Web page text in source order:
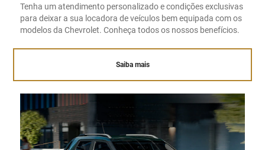
Tenha um atendimento personalizado e condições exclusivas
para deixar a sua locadora de veículos bem equipada com os
modelos da Chevrolet. Conheça todos os nossos benefícios.
Saiba mais